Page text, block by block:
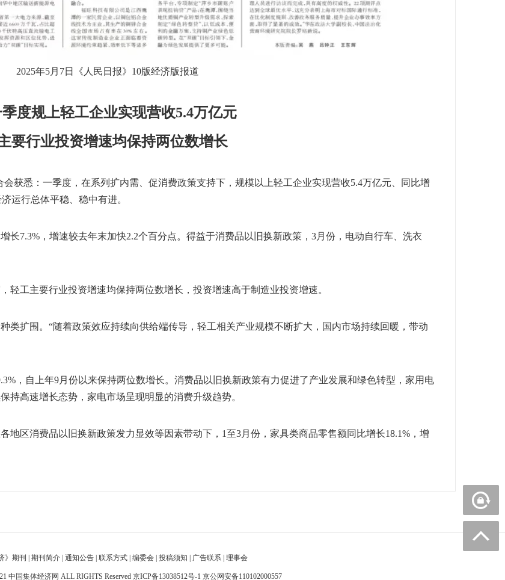
2025年5月7日《人民日报》10版经济版报道
规上轻工企业实现营收5.4万亿元
行业投资增速均保持两位数增长
会获悉：一季度，在系列扩内需、促消费政策支持下，规模以上轻工企业实现营收5.4万亿元、同比增
运行总体平稳、稳中有进。
7.3%，增速较去年末加快2.2个百分点。得益于消费品以旧换新政策，3月份，电动自行车、洗衣
工主要行业投资增速均保持两位数增长，投资增速高于制造业投资增速。
扩围。“随着政策效应持续向供给端传导，轻工相关产业规模不断扩大，国内市场持续回暖，带动
，自上年9月份以来保持两位数增长。消费品以旧换新政策有力促进了产业发展和绿色转型，家用电
持高速增长态势，家电市场呈现明显的消费升级趋势。
区消费品以旧换新政策发力显效等因素带动下，1至3月份，家具类商品零售额同比增长18.1%，增
》期刊 期刊简介 通知公告 联系方式 编委会 投稿须知 广告联系 理事会
中国集体经济网 ALL RIGHTS Reserved 京ICP备13038512号-1 京公网安备110102000557